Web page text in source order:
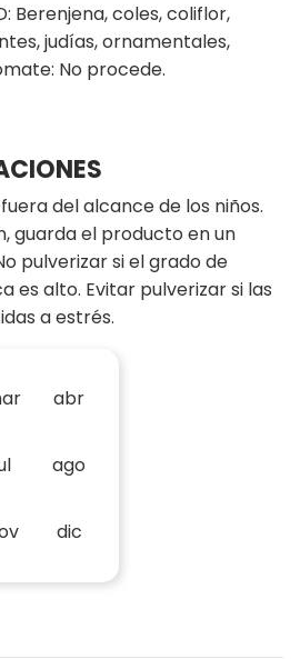
Berenjena, coles, coliflor,
judías, ornamentales,
No procede.
del alcance de los niños.
guarda el producto en un
pulverizar si el grado de
es alto. Evitar pulverizar si las
a estrés.
abr
ago
dic